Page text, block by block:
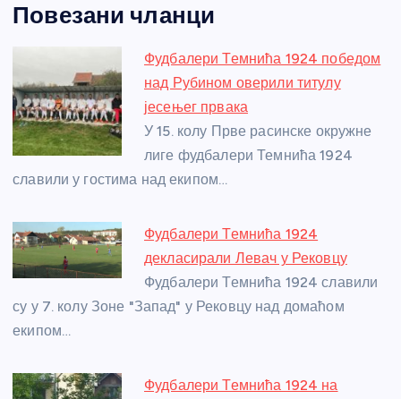
c
e
b
o
o
k
ss
e
n
g
er
itt
er
er at
s
A
p
p
a
g
e
e
st
e
Повезани чланци
Фудбалери Темнића 1924 победом
над Рубином оверили титулу
јесењег првака
У 15. колу Прве расинске окружне
лиге фудбалери Темнића 1924
славили у гостима над екипом…
Фудбалери Темнића 1924
декласирали Левач у Рековцу
Фудбалери Темнића 1924 славили
су у 7. колу Зоне "Запад" у Рековцу над домаћом
екипом…
Фудбалери Темнића 1924 на